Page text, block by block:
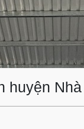
huyện